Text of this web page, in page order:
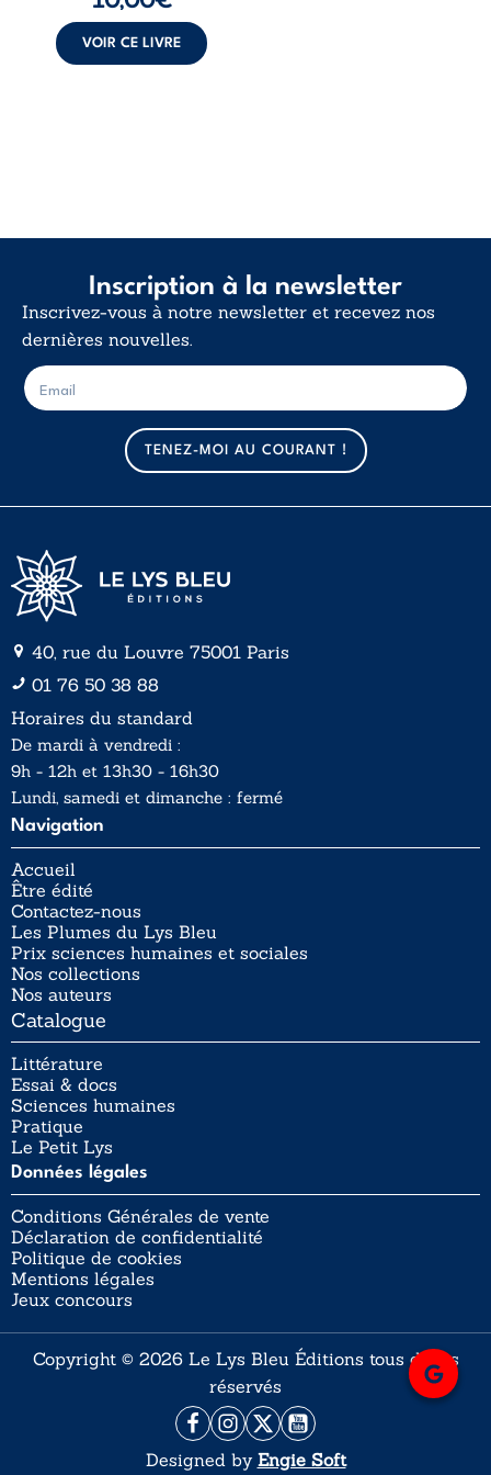
et la ...
VOIR CE LIVRE
Inscription à la newsletter
Inscrivez-vous à notre newsletter et recevez nos
dernières nouvelles.
m
a
i
l
E
-
m
TENEZ-MOI AU COURANT !
40, rue du Louvre 75001 Paris
01 76 50 38 88
Horaires du standard
De mardi à vendredi :
9h - 12h et 13h30 - 16h30
Lundi, samedi et dimanche : fermé
Navigation
Accueil
Être édité
Contactez-nous
Les Plumes du Lys Bleu
Prix sciences humaines et sociales
Nos collections
Nos auteurs
Catalogue
Littérature
Essai & docs
Sciences humaines
Pratique
Le Petit Lys
Données légales
Conditions Générales de vente
Déclaration de confidentialité
Politique de cookies
Mentions légales
Jeux concours
Copyright © 2026 Le Lys Bleu Éditions tous droits
réservés
Designed by Engie Soft